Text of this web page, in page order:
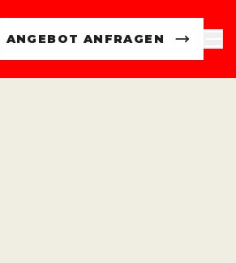
ANGEBOT ANFRAGEN